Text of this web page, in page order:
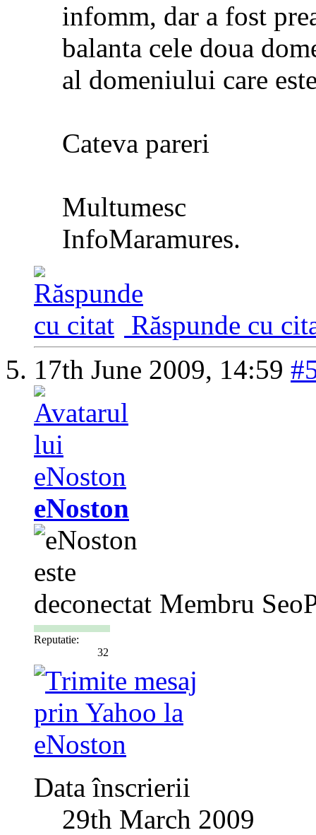
infomm, dar a fost
balanta cele doua
al domeniului care
Cateva pareri
Multumesc
InfoMaramures.
Răspunde cu
17th June 2009, 14:59
eNoston
Membru
Reputatie:
32
Data înscrierii
29th March 2009